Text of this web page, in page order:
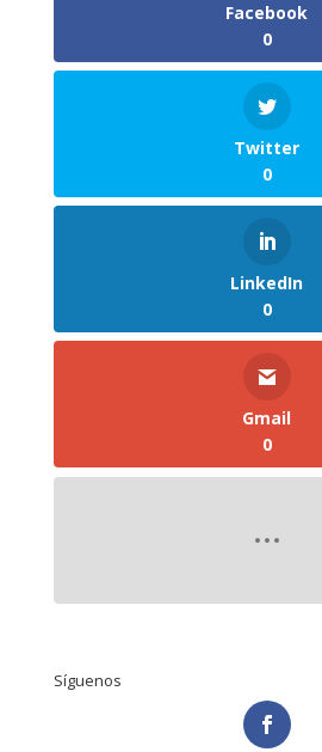
Facebook
0
Twitter
0
LinkedIn
0
Gmail
0
Síguenos